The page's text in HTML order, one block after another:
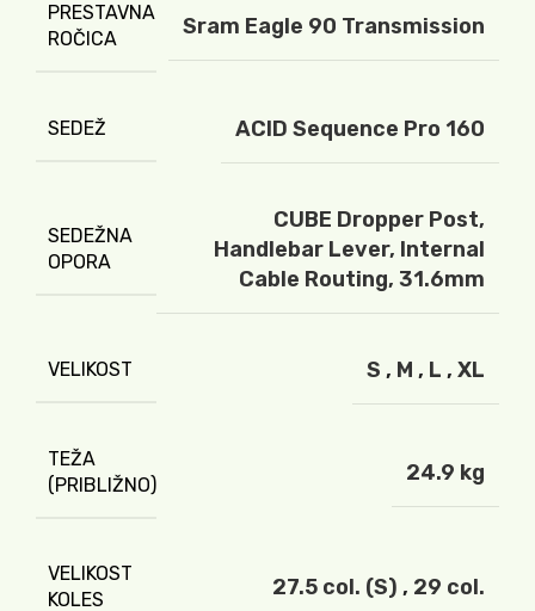
PRESTAVNA
ROČICA
Sram Eagle 90 Transmission
SEDEŽ ACID Sequence Pro 160
SEDEŽNA
OPORA
CUBE Dropper Post,
Handlebar Lever, Internal
Cable Routing, 31.6mm
VELIKOST S , M , L , XL
TEŽA
(PRIBLIŽNO)
24.9 kg
VELIKOST
KOLES
27.5 col. (S) , 29 col.